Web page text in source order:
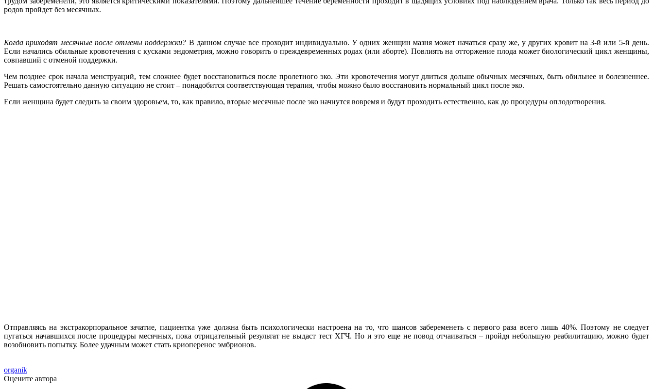
родов пройдет без месячных.
Когда приходят месячные после отмены поддержки? В данном случае все проходит индивидуально. У одних женщин мазня может начаться сразу же, у других кровит на 3-й или 5-й день.
Если начались обильные кровотечения с кусками эндометрия, можно говорить о преждевременных родах (или аборте). Повлиять на отторжение плода может биологический цикл женщины,
совпавший с отменой поддержки.
Чем позднее срок начала менструаций, тем сложнее будет восстановиться после пролетного эко. Эти кровотечения могут длиться дольше обычных месячных, быть обильнее и болезненнее.
Решать самостоятельно данную ситуацию не стоит – понадобится соответствующая терапия, чтобы можно было восстановить нормальный цикл после эко.
Если женщина будет следить за своим здоровьем, то, как правило, вторые месячные после эко начнутся вовремя и будут проходить естественно, как до процедуры оплодотворения.
Отправляясь на экстракорпоральное зачатие, пациентка уже должна быть психологически настроена на то, что шансов забеременеть с первого раза всего лишь 40%. Поэтому не следует
пугаться начавшихся после процедуры месячных, пока отрицательный результат не выдаст тест ХГЧ. Но и это еще не повод отчаиваться – пройдя небольшую реабилитацию, можно будет
возобновить попытку. Более удачным может стать криоперенос эмбрионов.
organik
Оцените автора